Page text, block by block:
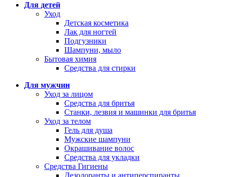
Для детей
Уход
Детская косметика
Лак для ногтей
Подгузники
Шампуни, мыло
Бытовая химия
Средства для стирки
Для мужчин
Уход за лицом
Средства для бритья
Станки, лезвия и машинки для бритья
Уход за телом
Гель для душа
Мужские шампуни
Окрашивание волос
Средства для укладки
Средства Гигиены
Дезодоранты и антиперспиранты